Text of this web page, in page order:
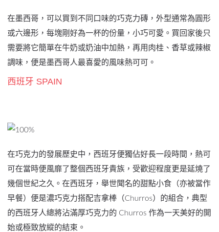
在墨西哥，可以買到不同口味的巧克力磚，外型通常為圓形
或六邊形，每塊剛好為一杯的份量，小巧可愛。買回家後只
需要將它簡單在牛奶或奶油中加熱，再用肉桂、香草或辣椒
調味，便是墨西哥人最喜愛的風味熱可可。
西班牙 SPAIN
在巧克力的發展歷史中，西班牙便獨佔好長一段時間，熱可
可在當時便風靡了整個西班牙貴族，受歡迎程度更是延燒了
幾個世紀之久。在西班牙，舉世聞名的甜點小食（亦被當作
早餐）便是濃巧克力搭配吉拿棒（Churros）的組合，典型
的西班牙人總將沾滿厚巧克力的 Churros 作為一天美好的開
始或極致放縱的結束。